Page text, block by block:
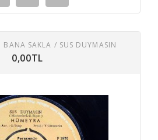
BANA SAKLA / SUS DUYMASIN
0,00TL